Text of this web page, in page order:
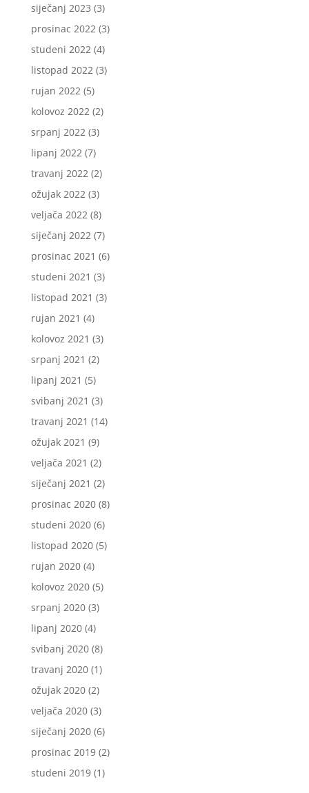
siječanj 2023 (3)
prosinac 2022(3)
studeni 2022(4)
listopad 2022(3)
rujan 2022(5)
kolovoz 2022(2)
srpanj 2022(3)
lipanj 2022(7)
travanj 2022(2)
ožujak 2022(3)
veljača 2022(8)
siječanj 2022(7)
prosinac 2021 (6)
studeni 2021 (3)
listopad 2021 (3)
rujan 2021 (4)
kolovoz 2021 (3)
srpanj 2021 (2)
lipanj 2021 (5)
svibanj 2021 (3)
travanj 2021 (14)
ožujak 2021 (9)
veljača 2021 (2)
siječanj 2021 (2)
prosinac 2020(8)
studeni 2020(6)
listopad 2020(5)
rujan 2020(4)
kolovoz 2020(5)
srpanj 2020(3)
lipanj 2020(4)
svibanj 2020(8)
travanj 2020(1)
ožujak 2020(2)
veljača 2020(3)
siječanj 2020(6)
prosinac 2019(2)
studeni 2019(1)